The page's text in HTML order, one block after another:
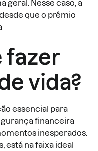
geral. Nesse caso, a
que o prêmio
fazer
vida?
essencial para
financeira
inesperados.
está na faixa ideal